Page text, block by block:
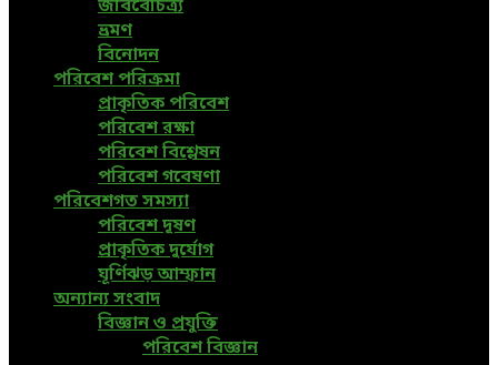
জীববৈচিত্র্য
ভ্রমণ
বিনোদন
পরিবেশ পরিক্রমা
প্রাকৃতিক পরিবেশ
পরিবেশ রক্ষা
পরিবেশ বিশ্লেষন
পরিবেশ গবেষণা
পরিবেশগত সমস্যা
পরিবেশ দূষণ
প্রাকৃতিক দুর্যোগ
ঘূর্ণিঝড় আম্ফান
অন্যান্য সংবাদ
বিজ্ঞান ও প্রযুক্তি
পরিবেশ বিজ্ঞান